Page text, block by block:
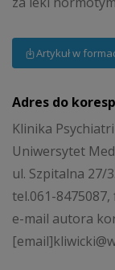
Artykuł w
Adres do
Klinika
Uniwersytet
ul. Szpitalna 27/
tel.061-
e-mail autora